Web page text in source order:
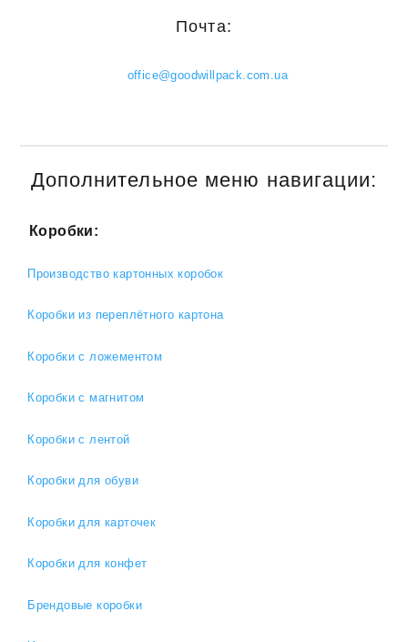
Почта:
office@goodwillpack.com.ua
Дополнительное меню навигации:
Коробки:
Производство картонных коробок
Коробки из переплётного картона
Коробки с ложементом
Коробки с магнитом
Коробки с лентой
Коробки для обуви
Коробки для карточек
Коробки для конфет
Брендовые коробки